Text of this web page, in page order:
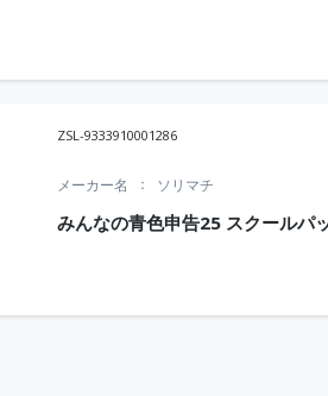
ZSL-9333910001286
みんなの青色申告25 スクールパ
メーカー名 ソリマチ